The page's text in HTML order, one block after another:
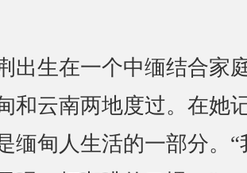
生在一个中缅结合家
和云南两地度过。在她
缅甸人生活的一部分。“